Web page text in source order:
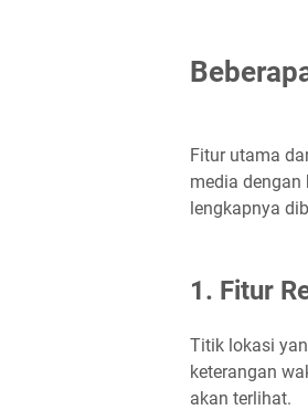
Fitur utama
media
lengkapnya
1. Fitur
Titik lokasi
keterangan
akan terlihat.